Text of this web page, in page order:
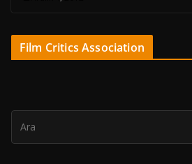
Film Critics Association